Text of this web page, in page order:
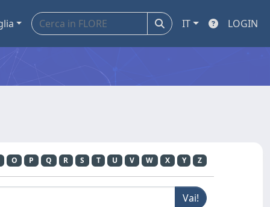
IT LOGIN
O P Q R S T U V W X Y Z